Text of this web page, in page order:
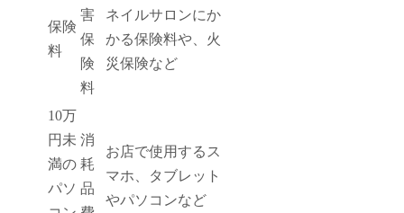
保険
料
害
保
険
料
ネイルサロンにか
かる保険料や、火
災保険など
10万
円未
満の
パソ
消
耗
品
お店で使用するス
マホ、タブレット
やパソコンなど